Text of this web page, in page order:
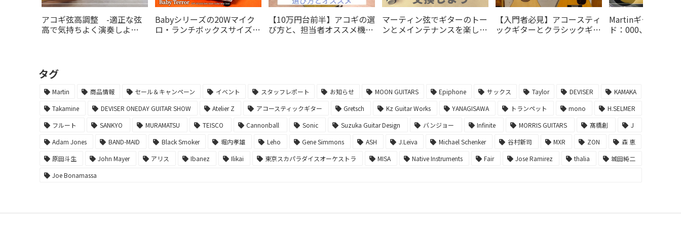
アコギ弦高調整 -適正な弦
高で気持ちよく演奏しよ
Babyシリーズの20Wマイク
ロ・ランチボックスサイズモ
【10万円台前半】アコギの選
び方と、担当者オススメ機種
マーティン弦でギターのトー
ンとメインテナンスを楽しむ
【入門者必見】アコースティ
ックギターとクラシックギタ
Martinギターのサ
ド：000、00、0の
タグ
Martin 商品情報 セール＆キャンペーン イベント スタッフレポート お知らせ MOON GUITARS Epiphone サックス Taylor DEVISER
KAMAKA
Takamine
DEVISER ONEDAY GUITAR SHOW Atelier Z アコースティックギター Gretsch Kz Guitar Works YANAGISAWA トランペット mono
H.SELMER
フルート
SANKYO MURAMATSU TEISCO Cannonball Sonic Suzuka Guitar Design バンジョー Infinite MORRIS GUITARS 髙橋創
J
Adam Jones
BAND-MAID Black Smoker 堀内孝雄 Leho Gene Simmons ASH J.Leiva Michael Schenker 谷村新司 MXR ZON
森 恵
原田斗生
John Mayer アリス Ibanez Ilikai 東京スカパラダイスオーケストラ MISA Native Instruments Fair Jose Ramirez thalia
城田純二
Joe Bonamassa